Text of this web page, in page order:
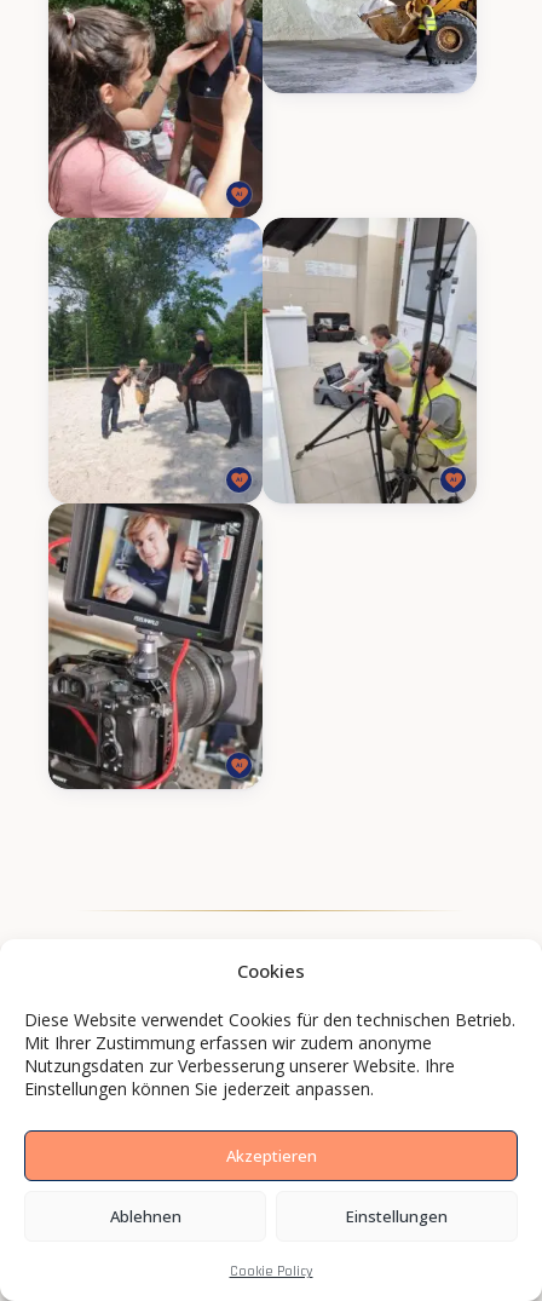
Cookies
Diese Website verwendet Cookies für den technischen Betrieb.
Mit Ihrer Zustimmung erfassen wir zudem anonyme
Nutzungsdaten zur Verbesserung unserer Website. Ihre
Einstellungen können Sie jederzeit anpassen.
Akzeptieren
Ablehnen Einstellungen
Cookie Policy
Marken und Mittelständler setzen mit BCS
Media auf Bilder, die wirken.